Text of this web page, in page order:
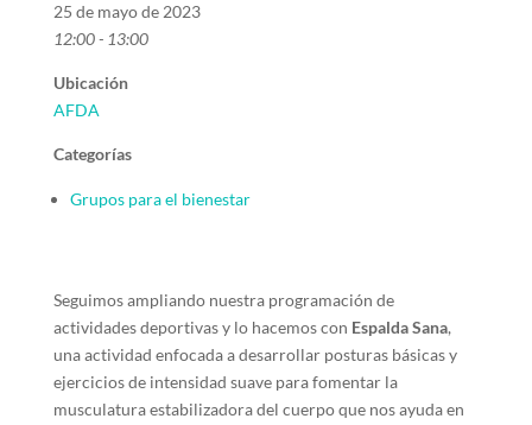
25 de mayo de 2023
12:00 - 13:00
Ubicación
AFDA
Categorías
Grupos para el bienestar
Seguimos ampliando nuestra programación de
actividades deportivas y lo hacemos con Espalda Sana,
una actividad enfocada a desarrollar posturas básicas y
ejercicios de intensidad suave para fomentar la
musculatura estabilizadora del cuerpo que nos ayuda en